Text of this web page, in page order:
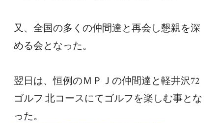
又、全国の多くの仲間達と再会し懇親を深
める会となった。
翌日は、恒例のＭＰＪの仲間達と軽井沢72
ゴルフ 北コースにてゴルフを楽しむ事とな
った。